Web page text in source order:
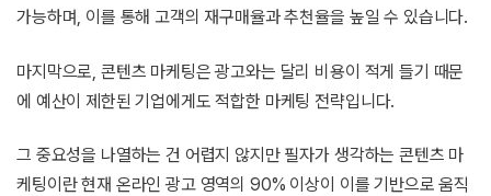
가능하며, 이를 통해 고객의 재구매율과 추천율을 높일 수 있습니다.
마지막으로, 콘텐츠 마케팅은 광고와는 달리 비용이 적게 들기 때문
에 예산이 제한된 기업에게도 적합한 마케팅 전략입니다.
그 중요성을 나열하는 건 어렵지 않지만 필자가 생각하는 콘텐츠 마
케팅이란 현재 온라인 광고 영역의 90% 이상이 이를 기반으로 움직